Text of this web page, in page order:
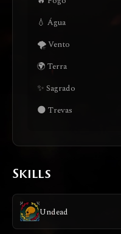
💧 Água
🌪️ Vento
🌍 Terra
✨ Sagrado
🌑 Trevas
Skills
Undead